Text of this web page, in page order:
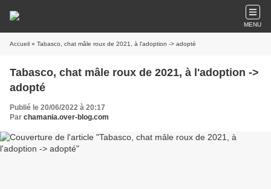
MENU
Accueil » Tabasco, chat mâle roux de 2021, à l'adoption -> adopté
Tabasco, chat mâle roux de 2021, à l'adoption ->
adopté
Publié le 20/06/2022 à 20:17
Par chamania.over-blog.com